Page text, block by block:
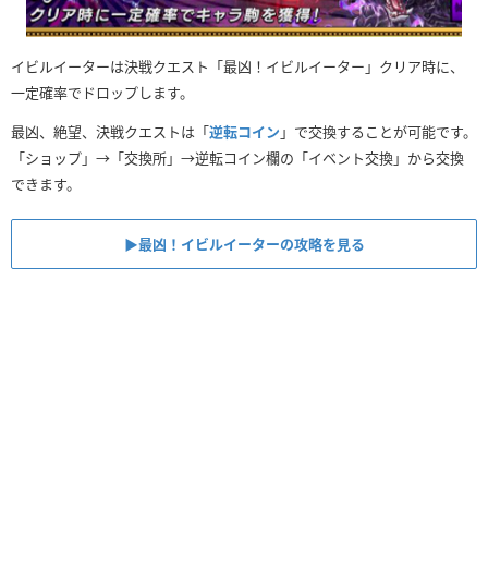
イビルイーターは決戦クエスト「最凶！イビルイーター」クリア時に、
一定確率でドロップします。
最凶、絶望、決戦クエストは「逆転コイン 」で交換することが可能です。
「ショップ」→「交換所」→逆転コイン欄の「イベント交換」から交換
できます。
▶︎最凶！イビルイーターの攻略を見る